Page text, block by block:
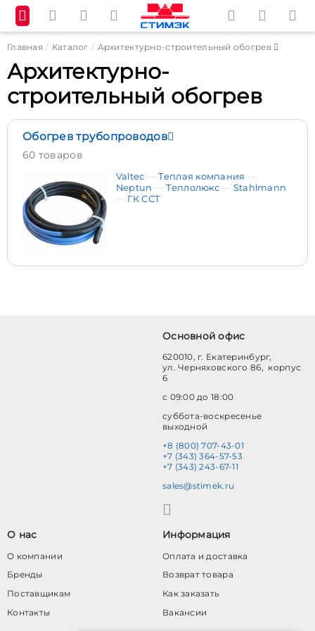
Главная Каталог Архитектурно-строительный обогрев
Архитектурно-
строительный обогрев
Обогрев трубопроводов
60 товаров
Valtec
Теплая компания
Neptun
Теплолюкс
Stahlmann
ГК ССТ
Основной офис
620010, г. Екатеринбург,
ул. Черняховского 86, корпус
6
с 09:00 до 18:00
суббота-воскресенье
выходной
+8 (800) 707-43-01
+7 (343) 364-57-53
+7 (343) 243-67-11
sales@stimek.ru
О нас
О компании
Бренды
Поставщикам
Контакты
Информация
Оплата и доставка
Возврат товара
Как заказать
Вакансии